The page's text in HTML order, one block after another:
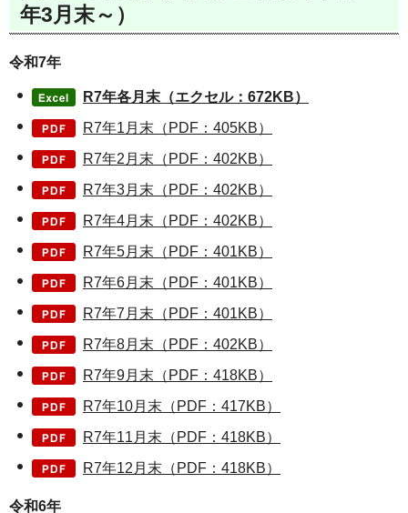
年3月末～）
令和7年
R7年各月末（エクセル：672KB）
R7年1月末（PDF：405KB）
R7年2月末（PDF：402KB）
R7年3月末（PDF：402KB）
R7年4月末（PDF：402KB）
R7年5月末（PDF：401KB）
R7年6月末（PDF：401KB）
R7年7月末（PDF：401KB）
R7年8月末（PDF：402KB）
R7年9月末（PDF：418KB）
R7年10月末（PDF：417KB）
R7年11月末（PDF：418KB）
R7年12月末（PDF：418KB）
令和6年